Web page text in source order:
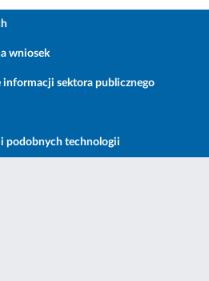
wniosek
sektora publicznego
podobnych technologii